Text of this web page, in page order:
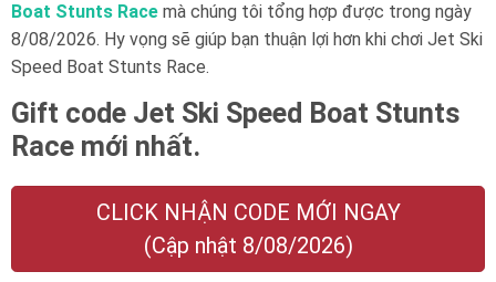
Boat Stunts Race mà chúng tôi tổng hợp được trong ngày
8/08/2026. Hy vọng sẽ giúp bạn thuận lợi hơn khi chơi Jet Ski
Speed Boat Stunts Race.
Gift code Jet Ski Speed Boat Stunts
Race mới nhất.
CLICK NHẬN CODE MỚI NGAY
(Cập nhật 8/08/2026)